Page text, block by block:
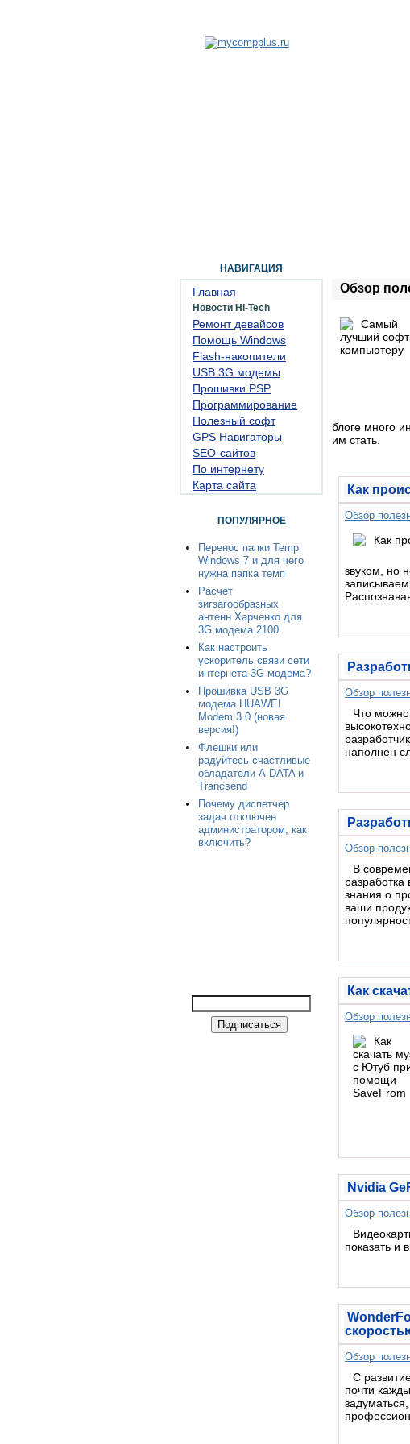
НАВИГАЦИЯ
Главная
Новости Hi-Tech
Ремонт девайсов
Помощь Windows
Flash-накопители
USB 3G модемы
Прошивки PSP
Программирование
Полезный софт
GPS Навигаторы
SEO-сайтов
По интернету
Карта сайта
ПОПУЛЯРНОЕ
Перенос папки Temp
Windows 7 и для чего
нужна папка темп
Расчет
зигзагообразных
антенн Харченко для
3G модема 2100
Как настроить
ускоритель связи сети
интернета 3G модема?
Прошивка USB 3G
модема HUAWEI
Modem 3.0 (новая
версия!)
Флешки или
радуйтесь счастливые
обладатели A-DATA и
Trancsend
Почему диспетчер
задач отключен
администратором, как
включить?
Обзор
блоге много
им стать.
Как
Обзор
звуком, но
Обзор
Что можно
наполнен
Обзор
В
знания о
ваши
Как
Обзор
Nvidia
Обзор
показать и
Обзор
С
почти